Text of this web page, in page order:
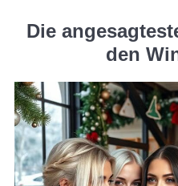
Die
den